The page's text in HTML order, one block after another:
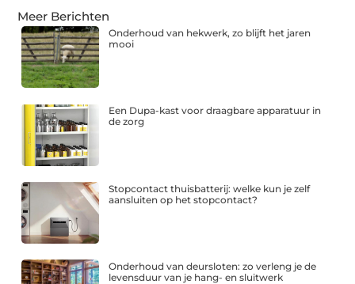
Meer Berichten
Onderhoud van hekwerk, zo blijft het jaren
mooi
Een Dupa-kast voor draagbare apparatuur in
de zorg
Stopcontact thuisbatterij: welke kun je zelf
aansluiten op het stopcontact?
Onderhoud van deursloten: zo verleng je de
levensduur van je hang- en sluitwerk